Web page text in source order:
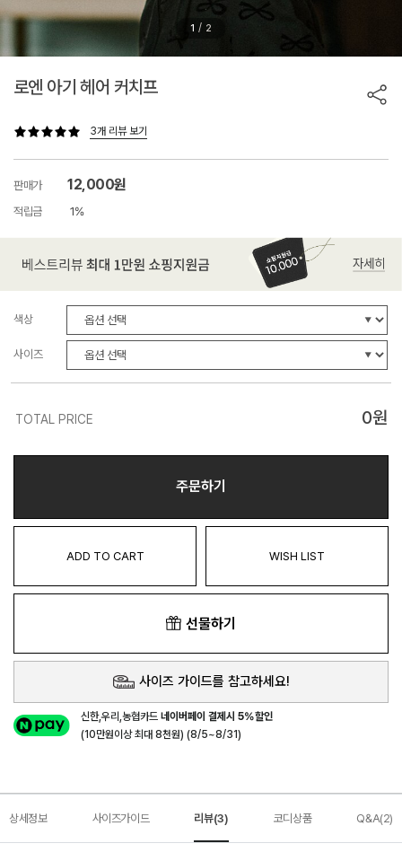
1 / 2
로엔 아기 헤어 커치프
3개 리뷰 보기
판매가 12,000원
적립금 1%
색상
사이즈
TOTAL PRICE 0원
주문하기
ADD TO CART WISH LIST
선물하기
사이즈 가이드를 참고하세요!
신한,우리,농협카드네이버페이 결제시 5%할인
(10만원이상 최대 8천원) (8/5~8/31)
상세정보 사이즈가이드 리뷰(3) 코디상품 Q&A(2)